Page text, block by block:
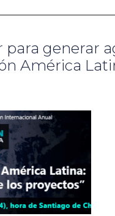
para generar
América